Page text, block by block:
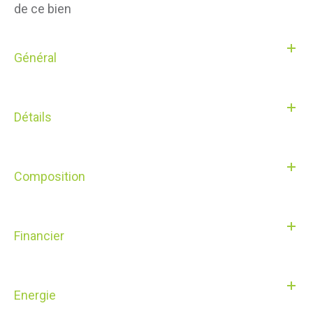
de ce bien
Général
Détails
Composition
Financier
Energie